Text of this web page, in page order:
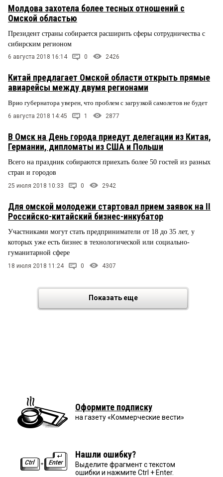
Молдова захотела более тесных отношений с
Омской областью
Президент страны собирается расширить сферы сотрудничества с
сибирским регионом
6 августа 2018 16:14 0 2426
Китай предлагает Омской области открыть прямые
авиарейсы между двумя регионами
Врио губернатора уверен, что проблем с загрузкой самолетов не будет
6 августа 2018 14:45 1 2877
В Омск на День города приедут делегации из Китая,
Германии, дипломаты из США и Польши
Всего на праздник собираются приехать более 50 гостей из разных
стран и городов
25 июля 2018 10:33 0 2942
Для омской молодежи стартовал прием заявок на II
Российско-китайский бизнес-инкубатор
Участниками могут стать предприниматели от 18 до 35 лет, у
которых уже есть бизнес в технологической или социально-
гуманитарной сфере
18 июля 2018 11:24 0 4307
Показать еще
Оформите подписку
на газету «Коммерческие вести»
Нашли ошибку?
Выделите фрагмент с текстом
ошибки и нажмите Ctrl + Enter.